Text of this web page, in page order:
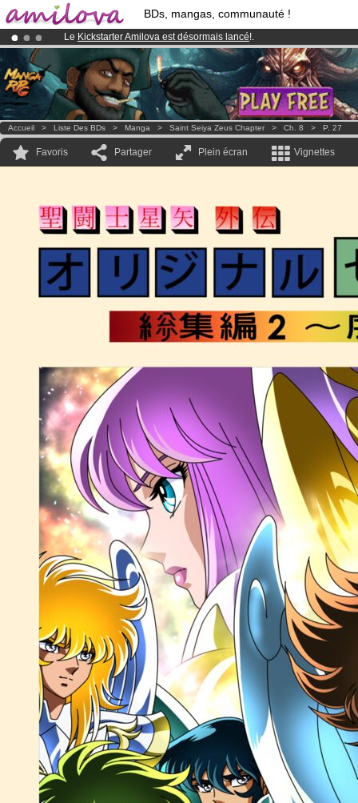
BDs, mangas, communauté !
Le Kickstarter Amilova est désormais lancé!.
Déjà 134393membreset 1208BDs & Mangas!
Abonnement premium: à partir de
3.95 eurospar mois !Clique ici
Accueil > Liste Des BDs > Manga > Saint Seiya Zeus Chapter > Ch. 8 > P. 27
Favoris Partager Plein écran Vignettes